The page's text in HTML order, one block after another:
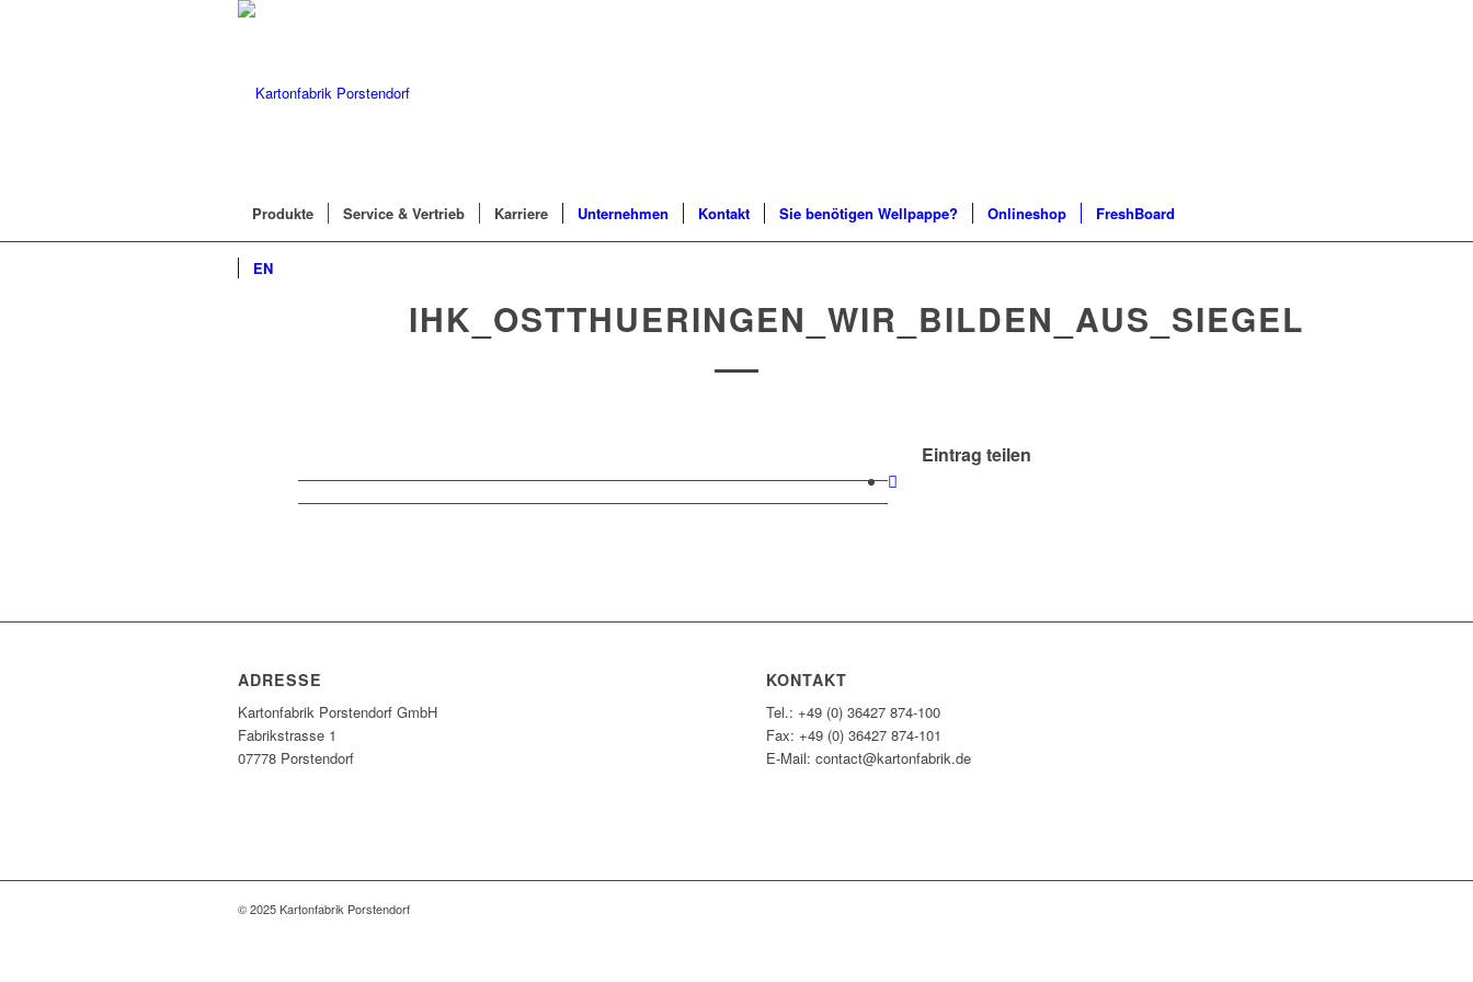
Produkte Service & Vertrieb Karriere Unternehmen Kontakt Sie benötigen Wellpappe? Onlineshop FreshBoard
EN
IHK_OSTTHUERINGEN_WIR_BILDEN_AUS_SIEGEL
Eintrag teilen
ADRESSE
Kartonfabrik Porstendorf GmbH
Fabrikstrasse 1
07778 Porstendorf
KONTAKT
Tel.: +49 (0) 36427 874-100
Fax: +49 (0) 36427 874-101
E-Mail: contact@kartonfabrik.de
© 2025 Kartonfabrik Porstendorf